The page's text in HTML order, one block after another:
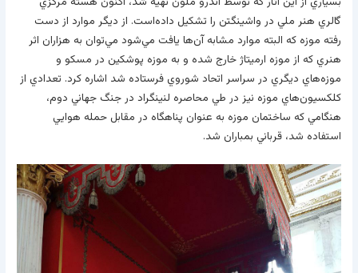
گالري هنر ملي در واشينگتن را تشکيل داده‌است. از ديگر موارد از دست
رفته موزه که البته موارد مشابه آن‌ها يافت مي‌شود مي‌توان به هزاران اثر
هنري که از موزه ارميتاژ خارج شده و به موزه پوشکين در مسکو و
موزه‌هاي ديگري در سراسر اتحاد شوروي فرستاده شد اشاره کرد. تعدادي از
کلکسيون‌هاي موزه نيز در طي محاصره لنينگراد در جنگ جهاني دوم،
هنگامي که ساختمان موزه به عنوان پناهگاه در مقابل حمله هوايي
استفاده شد، قرباني بمباران شد.